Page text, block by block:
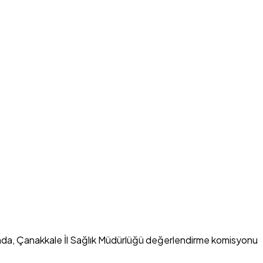
Çanakkale İl Sağlık Müdürlüğü değerlendirme komisyonu